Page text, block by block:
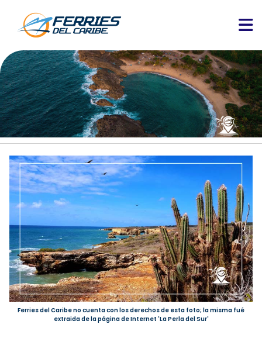
Ferries del Caribe no cuenta con los derechos de esta foto; la misma fué
extraida de la página de Internet 'La Perla del Sur'